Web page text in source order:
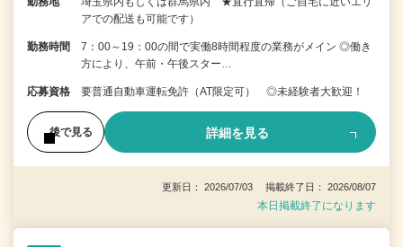
アでの配送も可能です）
勤務時間
7：00～19：00の間で実働8時間程度の業務がメイン ◎働き
方により、午前・午後スター…
応募資格 要普通自動車運転免許（AT限定可） ◎未経験者大歓迎！
後で見る 詳細を見る
更新日： 2026/07/03 掲載終了日： 2026/08/07
本日掲載終了になります